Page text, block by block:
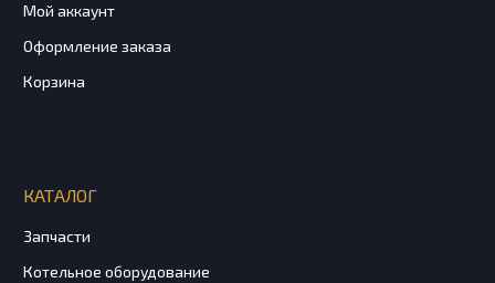
Мой аккаунт
Оформление заказа
Корзина
КАТАЛОГ
Запчасти
Котельное оборудование